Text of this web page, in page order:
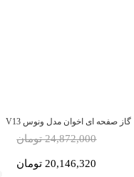
گاز صفحه ای اخوان مدل ونوس V13
24,872,000 تومان
20,146,320 تومان